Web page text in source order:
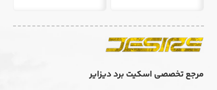
مرجع تخصصی اسکیت برد دیزایر